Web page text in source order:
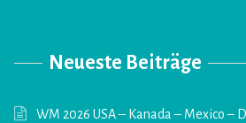
Neueste Beiträge
WM 2026 USA – Kanada – Mexico –